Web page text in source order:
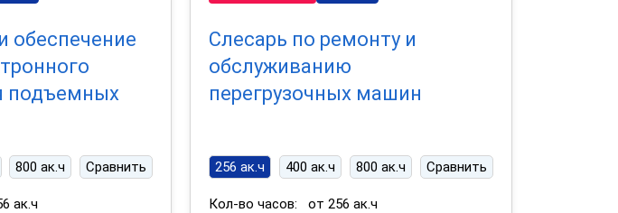
обеспечение
подъемных
800 ак.ч Сравнить
ак.ч
Слесарь по ремонту и
обслуживанию
перегрузочных машин
256 ак.ч 400 ак.ч 800 ак.ч Сравнить
Кол-во часов:
от 256 ак.ч